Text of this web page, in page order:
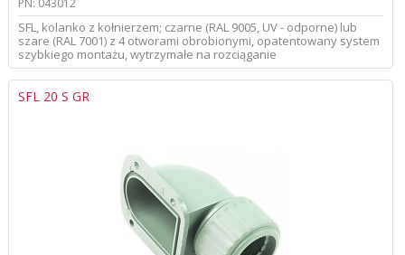
SFL, kolanko z kołnierzem; czarne (RAL 9005, UV - odporne) lub
szare (RAL 7001) z 4 otworami obrobionymi, opatentowany system
szybkiego montażu, wytrzymałe na rozciąganie
SFL 20 S GR